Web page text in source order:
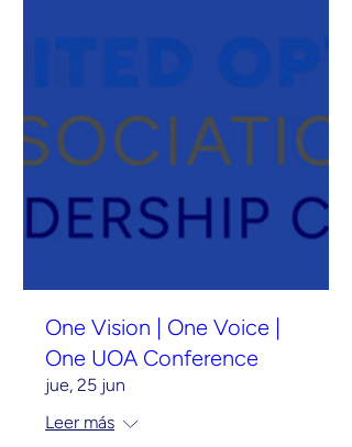
One Vision | One Voice |
One UOA Conference
jue, 25 jun
Leer más